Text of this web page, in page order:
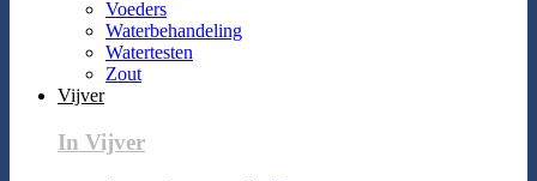
Voeders
Waterbehandeling
Watertesten
Zout
Vijver
In Vijver